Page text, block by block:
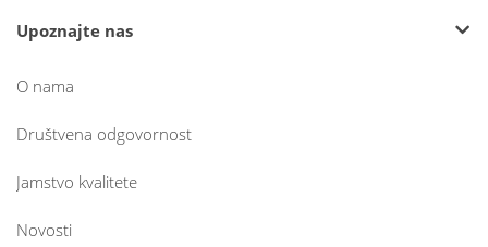
Upoznajte nas
O nama
Društvena odgovornost
Jamstvo kvalitete
Novosti